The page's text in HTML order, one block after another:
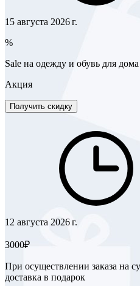
15 августа 2026 г.
%
Sale на одежду и обувь для дома
Акция
Получить скидку
12 августа 2026 г.
3000₽
При осуществлении заказа на
доставка в подарок